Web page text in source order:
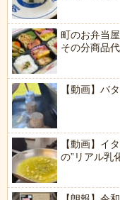
町のお弁当
その分商品
【動画】バ
【動画】イ
の”リアル乳